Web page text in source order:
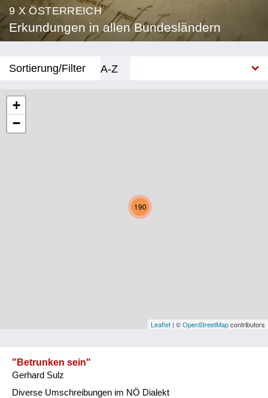
9 X ÖSTERREICH
Erkundungen in allen Bundesländern
Sortierung/Filter
A-Z
Niederösterreich
Oberösterreich
Vorarlberg
190
+
−
Leaflet | ©OpenStreetMapcontributors
"Betrunken sein"
Gerhard Sulz
Diverse Umschreibungen im NÖ Dialekt